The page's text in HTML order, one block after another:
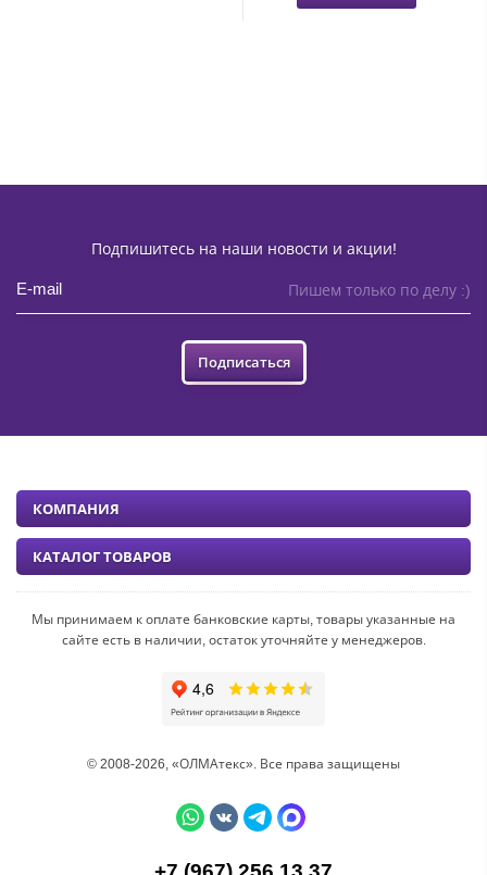
Подпишитесь на наши новости и акции!
Пишем только по делу :)
Подписаться
Мы принимаем к оплате банковские карты, товары указанные на
сайте есть в наличии, остаток уточняйте у менеджеров.
© 2008-2026, «ОЛМАтекс». Все права защищены
КОМПАНИЯ
КАТАЛОГ ТОВАРОВ